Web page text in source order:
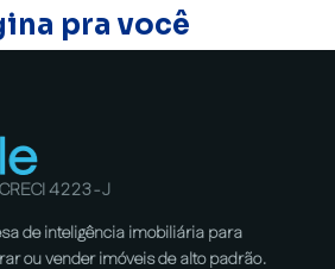
pra você
4223-J
de inteligência imobiliária para
ou vender imóveis de alto padrão.